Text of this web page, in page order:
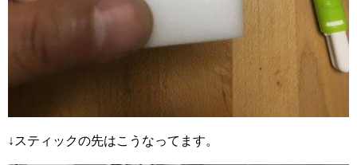
↓スティックの先はこうなってます。